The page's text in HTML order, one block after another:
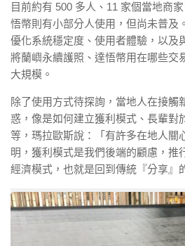
目前約有 500 多人、11 家個當地商
悟幣則有小部分人使用，但尚未普及
優化系統穩定度、使用者體驗，以及
將蘭嶼永續護照、達悟幣用在哪些交
大規模。
除了使用方式待探詢，當地人在接觸
惑，像是如何建立獲利模式、長輩對
等，瑪拉歐斯說：「有許多在地人關
明，獲利模式是我們後端的顧慮，推
經濟模式，也就是回到傳統『分享』